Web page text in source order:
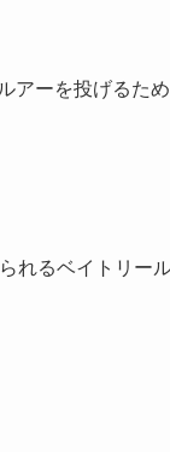
アーを投げるた
るベイトリー